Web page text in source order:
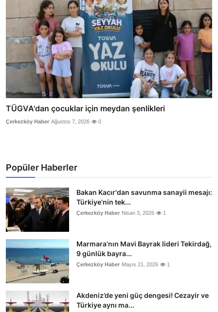
TÜGVA'dan çocuklar için meydan şenlikleri
Çerkezköy Haber Ağustos 7, 2026 0
Popüler Haberler
Bakan Kacır'dan savunma sanayii mesajı:
Türkiye'nin tek...
Çerkezköy Haber Nisan 3, 2026 1
Marmara’nın Mavi Bayrak lideri Tekirdağ,
9 günlük bayra...
Çerkezköy Haber Mayıs 21, 2026 1
Akdeniz’de yeni güç dengesi! Cezayir ve
Türkiye aynı ma...